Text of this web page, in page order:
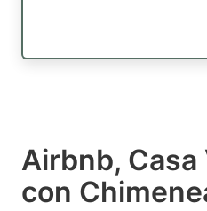
Airbnb, Casa
con